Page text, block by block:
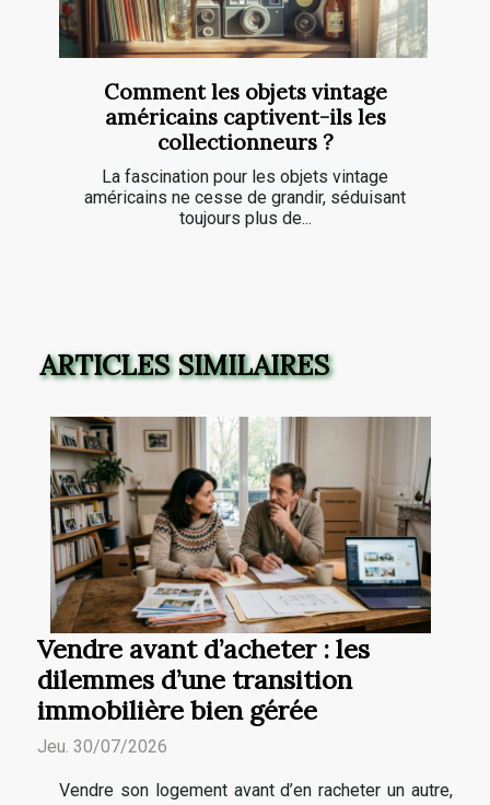
Comment les objets vintage
américains captivent-ils les
collectionneurs ?
La fascination pour les objets vintage
américains ne cesse de grandir, séduisant
toujours plus de...
ARTICLES SIMILAIRES
Vendre avant d’acheter : les
dilemmes d’une transition
immobilière bien gérée
Jeu. 30/07/2026
Vendre son logement avant d’en racheter un autre,